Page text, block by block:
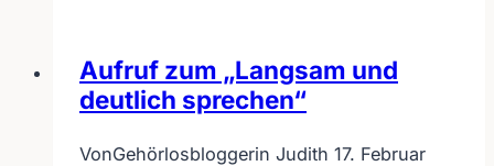
Aufruf zum „Langsam und
deutlich sprechen“
VonGehörlosbloggerin Judith 17. Februar